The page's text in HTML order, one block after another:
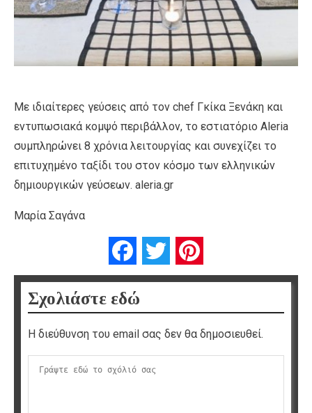
Με ιδιαίτερες γεύσεις από τον chef Γκίκα Ξενάκη και
εντυπωσιακά κομψό περιβάλλον, το εστιατόριο Aleria
συμπληρώνει 8 χρόνια λειτουργίας και συνεχίζει το
επιτυχημένο ταξίδι του στον κόσμο των ελληνικών
δημιουργικών γεύσεων. aleria.gr
Μαρία Σαγάνα
FacebookTwitter
Σχολιάστε εδώ
Η διεύθυνση του email σας δεν θα δημοσιευθεί.